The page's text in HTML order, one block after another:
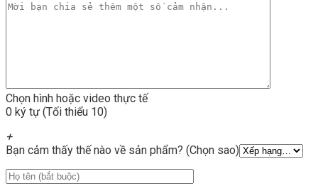
Chọn hình hoặc video thực tế
0 ký tự (Tối thiểu 10)
+
Bạn cảm thấy thế nào về sản phẩm? (Chọn sao)